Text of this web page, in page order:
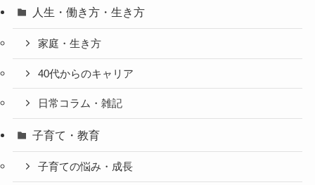
人生・働き方・生き方
家庭・生き方
40代からのキャリア
日常コラム・雑記
子育て・教育
子育ての悩み・成長